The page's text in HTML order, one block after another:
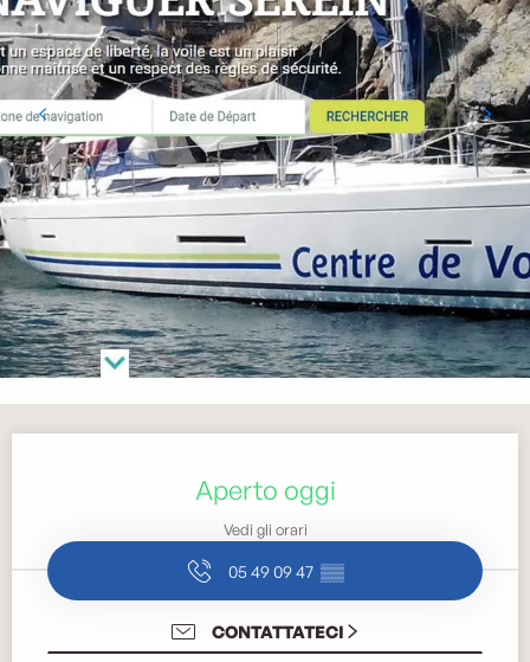
Aperto oggi
Vedi gli orari
05 49 09 47 ▒▒
CONTATTATECI